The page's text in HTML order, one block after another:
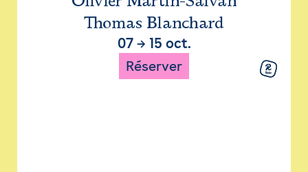
Thomas Blanchard
07→ 15 oct.
Réserver